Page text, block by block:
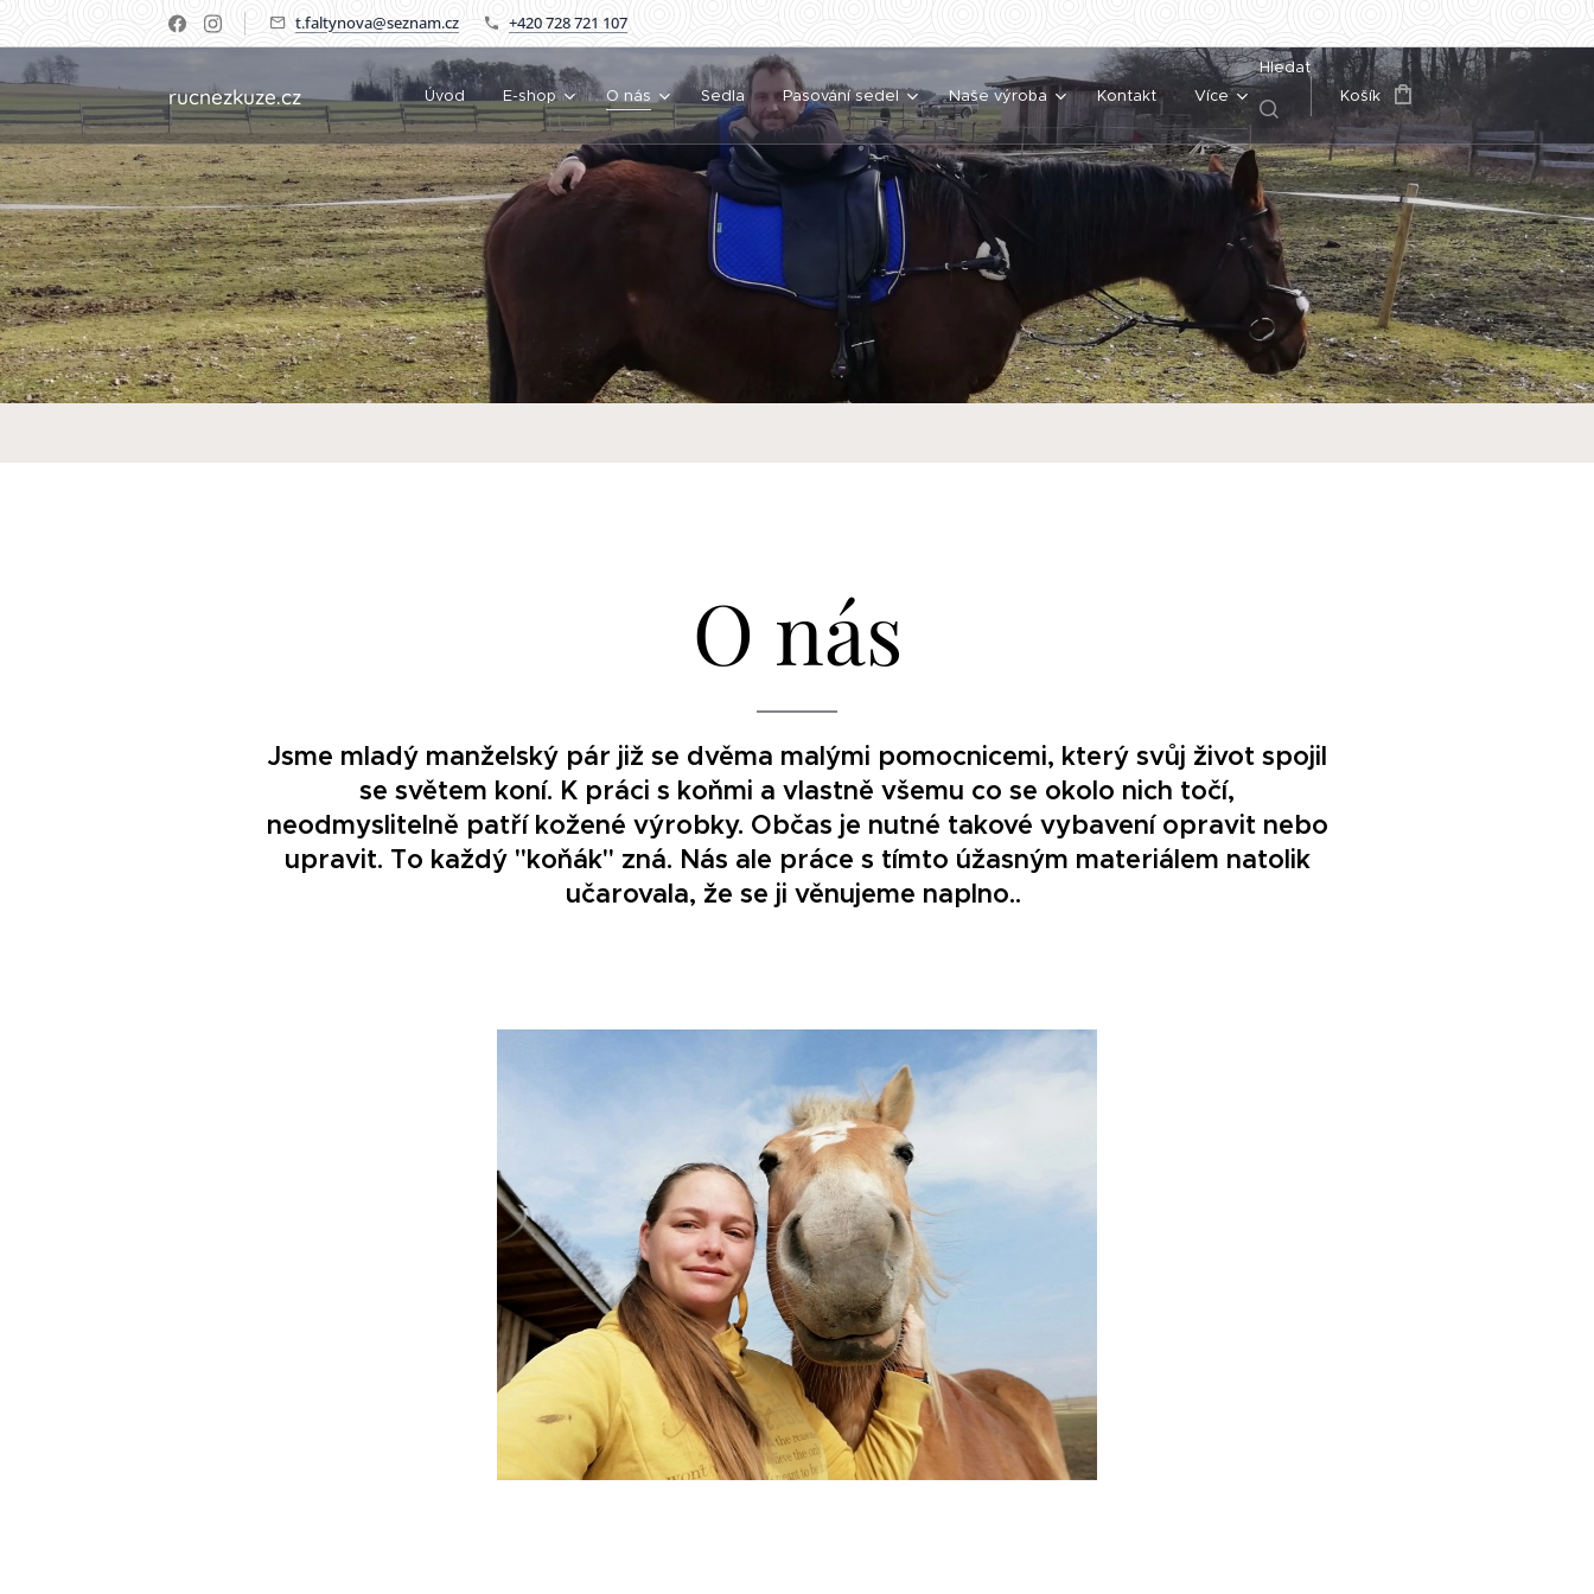
t.faltynova@seznam.cz +420 728 721 107
rucnezkuze.cz Úvod E-shop O nás Sedla Pasování sedel Naše výroba Kontakt Více
Hledat
Košík
O nás
Jsme mladý manželský pár již se dvěma malými pomocnicemi, který svůj život spojil
se světem koní. K práci s koňmi a vlastně všemu co se okolo nich točí,
neodmyslitelně patří kožené výrobky. Občas je nutné takové vybavení opravit nebo
upravit. To každý "koňák" zná. Nás ale práce s tímto úžasným materiálem natolik
učarovala, že se ji věnujeme naplno..